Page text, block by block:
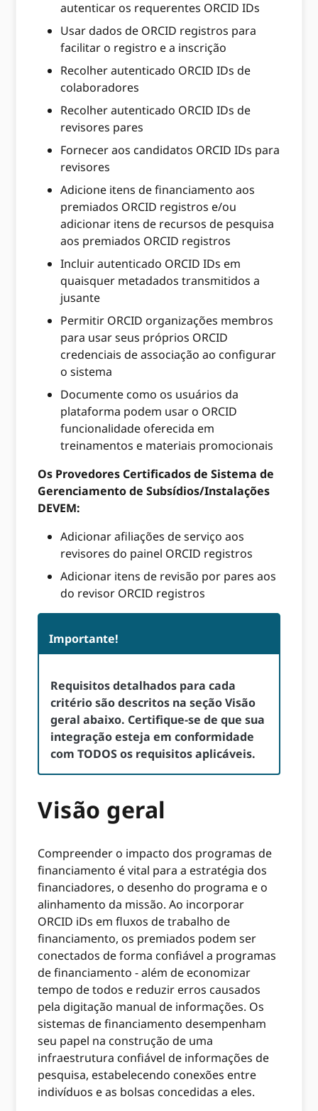
autenticar os requerentes ORCID IDs
Usar dados de ORCID registros para
facilitar o registro e a inscrição
Recolher autenticado ORCID IDs de
colaboradores
Recolher autenticado ORCID IDs de
revisores pares
Fornecer aos candidatos ORCID IDs para
revisores
Adicione itens de financiamento aos
premiados ORCID registros e/ou
adicionar itens de recursos de pesquisa
aos premiados ORCID registros
Incluir autenticado ORCID IDs em
quaisquer metadados transmitidos a
jusante
Permitir ORCID organizações membros
para usar seus próprios ORCID
credenciais de associação ao configurar
o sistema
Documente como os usuários da
plataforma podem usar o ORCID
funcionalidade oferecida em
treinamentos e materiais promocionais
Os Provedores Certificados de Sistema de
Gerenciamento de Subsídios/Instalações
DEVEM:
Adicionar afiliações de serviço aos
revisores do painel ORCID registros
Adicionar itens de revisão por pares aos
do revisor ORCID registros
Importante!
Requisitos detalhados para cada
critério são descritos na seção Visão
geral abaixo. Certifique-se de que sua
integração esteja em conformidade
com TODOS os requisitos aplicáveis.
Visão geral
Compreender o impacto dos programas de
financiamento é vital para a estratégia dos
financiadores, o desenho do programa e o
alinhamento da missão. Ao incorporar
ORCID iDs em fluxos de trabalho de
financiamento, os premiados podem ser
conectados de forma confiável a programas
de financiamento - além de economizar
tempo de todos e reduzir erros causados ​​
pela digitação manual de informações. Os
sistemas de financiamento desempenham
seu papel na construção de uma
infraestrutura confiável de informações de
pesquisa, estabelecendo conexões entre
indivíduos e as bolsas concedidas a eles.